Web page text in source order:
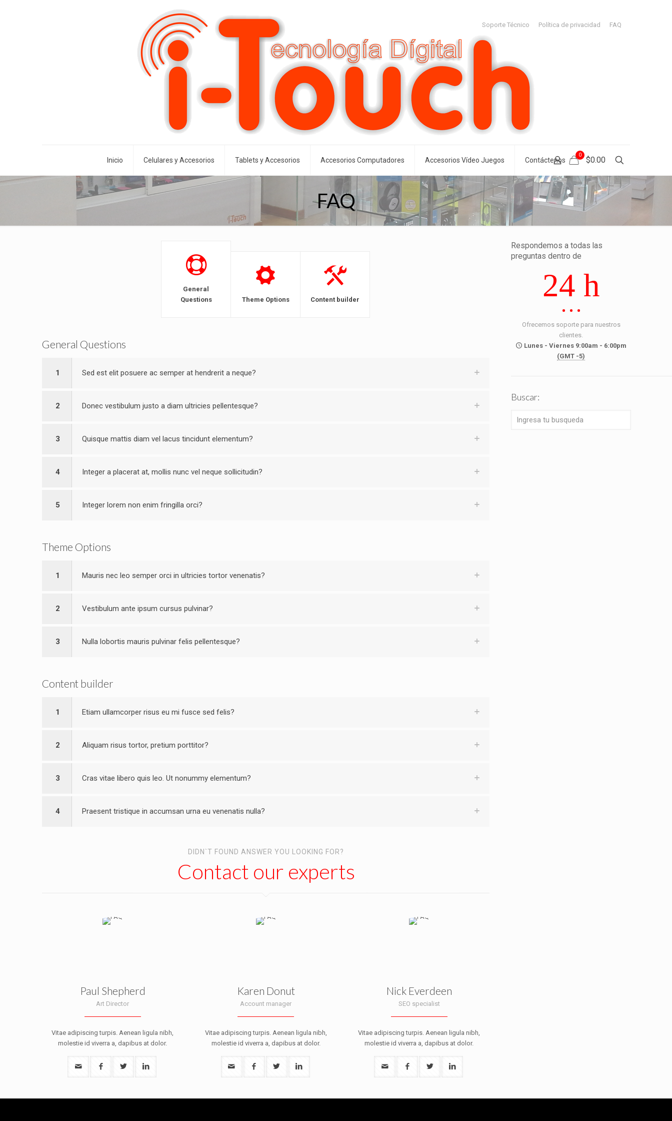
Inicio Celulares y Accesorios Tablets y Accesorios Accesorios Computadores Accesorios Vídeo Juegos Contáctenos
Soporte Técnico Política de privacidad FAQ
0
$0.00
FAQ
General
Questions
Theme Options Content builder
General Questions
1 Sed est elit posuere ac semper at hendrerit a neque?
2 Donec vestibulum justo a diam ultricies pellentesque?
3 Quisque mattis diam vel lacus tincidunt elementum?
4 Integer a placerat at, mollis nunc vel neque sollicitudin?
5 Integer lorem non enim fringilla orci?
Theme Options
1 Mauris nec leo semper orci in ultricies tortor venenatis?
2 Vestibulum ante ipsum cursus pulvinar?
3 Nulla lobortis mauris pulvinar felis pellentesque?
Content builder
1 Etiam ullamcorper risus eu mi fusce sed felis?
2 Aliquam risus tortor, pretium porttitor?
3 Cras vitae libero quis leo. Ut nonummy elementum?
4 Praesent tristique in accumsan urna eu venenatis nulla?
DIDN`T FOUND ANSWER YOU LOOKING FOR?
Contact our experts
Paul Shepherd
Art Director
Vitae adipiscing turpis. Aenean ligula nibh,
molestie id viverra a, dapibus at dolor.
Karen Donut
Account manager
Vitae adipiscing turpis. Aenean ligula nibh,
molestie id viverra a, dapibus at dolor.
Nick Everdeen
SEO specialist
Vitae adipiscing turpis. Aenean ligula nibh,
molestie id viverra a, dapibus at dolor.
Respondemos a todas las
preguntas dentro de
24 h
Ofrecemos soporte para nuestros
clientes.
Lunes - Viernes 9:00am - 6:00pm
(GMT -5)
Buscar: